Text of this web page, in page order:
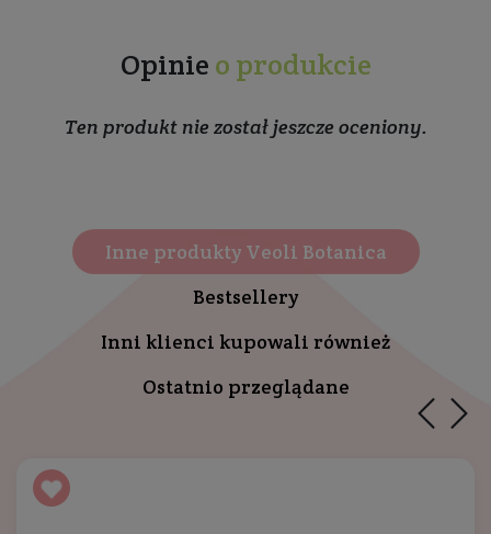
Opinie o produkcie
Ten produkt nie został jeszcze oceniony.
Inne produkty Veoli Botanica
Bestsellery
Inni klienci kupowali również
Ostatnio przeglądane